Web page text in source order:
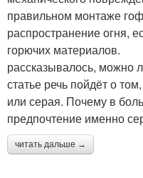
правильном монтаже
распространение огня,
горючих материалов.
рассказывалось, можно
статье речь пойдёт о
или серая. Почему в
предпочтение именно
читать дальше →